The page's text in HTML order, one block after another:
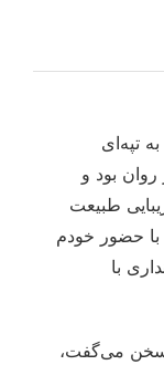
تپه‌ای
روان بود و
طبیعت
با حضور خودم
با
سخن می‌گفت،